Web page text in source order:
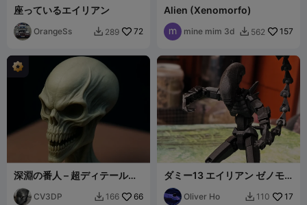
座っているエイリアン
OrangeSs  289 72
Alien (Xenomorfo)
mine mim 3d  562 157
深淵の番人 – 超ディテールの
エイリアンスカル
CV3DP  166 66
ダミー13 エイリアン ゼノモ
ーフ
Oliver Ho  110 17